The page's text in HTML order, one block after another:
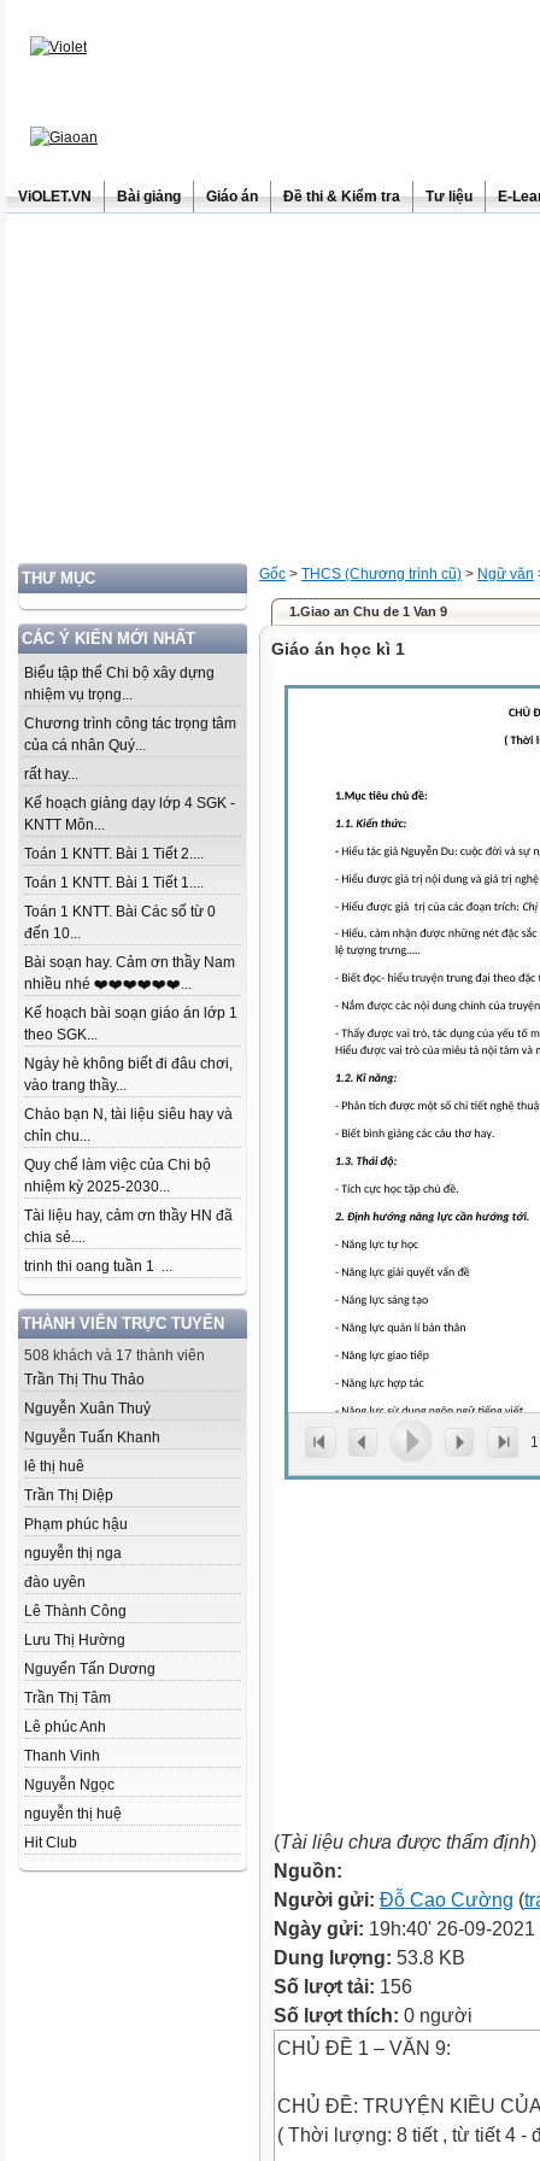
ViOLET.VN Bài giảng Giáo án Đề thi & Kiểm tra Tư liệu E-
THƯ MỤC
CÁC Ý KIẾN MỚI NHẤT
Biểu tập thể Chi bộ xây dựng
nhiệm vụ trọng...
Chương trình công tác trọng tâm
của cá nhân Quý...
rất hay...
Kế hoạch giảng dạy lớp 4 SGK -
KNTT Môn...
Toán 1 KNTT. Bài 1 Tiết 2....
Toán 1 KNTT. Bài 1 Tiết 1....
Toán 1 KNTT. Bài Các số từ 0
đến 10...
Bài soạn hay. Cảm ơn thầy Nam
nhiều nhé ❤️❤️❤️❤️❤️❤️...
Kế hoạch bài soạn giáo án lớp 1
theo SGK...
Ngày hè không biết đi đâu chơi,
vào trang thầy...
Chào bạn N, tài liệu siêu hay và
chỉn chu...
Quy chế làm việc của Chi bộ
nhiệm kỳ 2025-2030...
Tài liệu hay, cảm ơn thầy HN đã
chia sẻ....
trinh thi oang tuần 1 ...
THÀNH VIÊN TRỰC TUYẾN
508 khách và 17 thành viên
Trần Thị Thu Thảo
Nguyễn Xuân Thuỷ
Nguyễn Tuấn Khanh
lê thị huê
Trần Thị Diệp
Phạm phúc hậu
nguyễn thị nga
đào uyên
Lê Thành Công
Lưu Thị Hường
Nguyển Tấn Dương
Trần Thị Tâm
Lê phúc Anh
Thanh Vinh
Nguyễn Ngọc
nguyễn thị huệ
Hit Club
Gốc > THCS (Chương trình cũ) > Ngữ văn
1.Giao an Chu de 1 Van 9
Giáo án học kì 1
1
(Tài liệu chưa được thẩm định)
Nguồn:
Người gửi: Đỗ Cao Cường (
Ngày gửi: 19h:40' 26-09-2021
Dung lượng: 53.8 KB
Số lượt tải: 156
Số lượt thích: 0 người
CHỦ ĐỀ 1 – VĂN 9:
CHỦ ĐỀ: TRUYỆN KIỀU
( Thời lượng: 8 tiết , từ tiết 4 -